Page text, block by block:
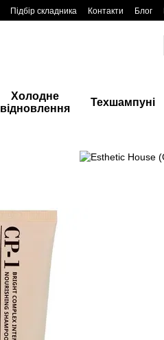
Підбір складника Контакти Блог
Холодне
відновлення
Техшампуні